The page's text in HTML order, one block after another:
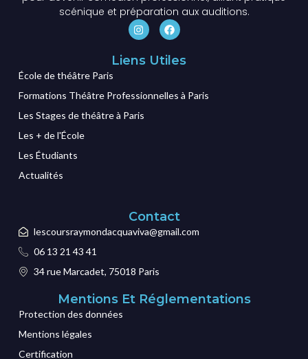
scénique et préparation aux auditions.
Liens Utiles
École de théâtre Paris
Formations Théâtre Professionnelles à Paris
Les Stages de théâtre à Paris
Les + de l'École
Les Étudiants
Actualités
Contact
lescoursraymondacquaviva@gmail.com
06 13 21 43 41
34 rue Marcadet, 75018 Paris
Mentions Et Réglementations
Protection des données
Mentions légales
Certification